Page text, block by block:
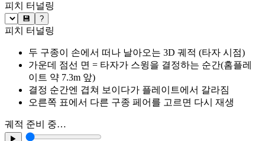
피치 터널링
💾 ?
피치 터널링
두 구종이 손에서 떠나 날아오는 3D 궤적 (타자 시점)
가운데 점선 면 = 타자가 스윙을 결정하는 순간(홈플레
이트 약 7.3m 앞)
결정 순간엔 겹쳐 보이다가 플레이트에서 갈라짐
오른쪽 표에서 다른 구종 페어를 고르면 다시 재생
궤적 준비 중…
▶